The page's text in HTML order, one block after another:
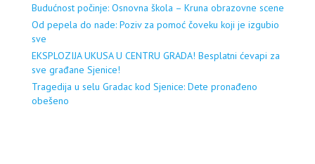
Budućnost počinje: Osnovna škola – Kruna obrazovne scene
Od pepela do nade: Poziv za pomoć čoveku koji je izgubio
sve
EKSPLOZIJA UKUSA U CENTRU GRADA! Besplatni ćevapi za
sve građane Sjenice!
Tragedija u selu Gradac kod Sjenice: Dete pronađeno
obešeno